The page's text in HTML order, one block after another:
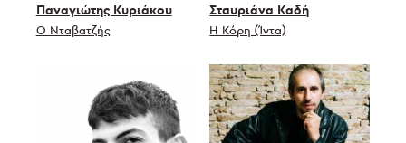
Παναγιώτης Κυριάκου
Ο Νταβατζής
Σταυριάνα Καδή
Η Κόρη (Ίντα)